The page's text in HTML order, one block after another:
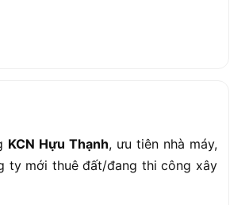
KCN Hựu Thạnh, ưu tiên nhà máy,
ty mới thuê đất/đang thi công xây